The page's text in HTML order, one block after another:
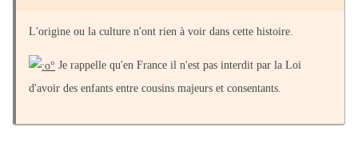
L'origine ou la culture n'ont rien à voir dans cette histoire.
Je rappelle qu'en France il n'est pas interdit par la Loi
d'avoir des enfants entre cousins majeurs et consentants.